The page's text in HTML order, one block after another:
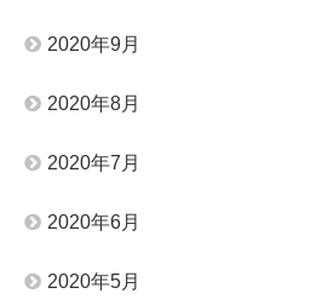
2020年9月
2020年8月
2020年7月
2020年6月
2020年5月